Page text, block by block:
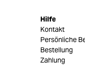
Hilfe
Kontakt
Persönliche
Bestellung
Zahlung